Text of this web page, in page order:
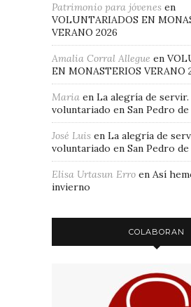
Patrimonio para jóvenes en
VOLUNTARIADOS EN
VERANO 2026
Amalia Corral Allegue en
EN MONASTERIOS VERANO
Maria en La alegría de servir.
voluntariado en San Pedro de
José Luis en La alegría de
voluntariado en San Pedro de
Elisa Urtasun Erro en Así
invierno
COLABORAN